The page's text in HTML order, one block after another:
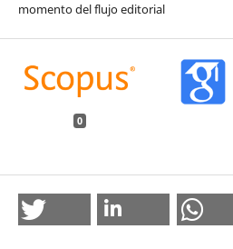
momento del flujo editorial
0